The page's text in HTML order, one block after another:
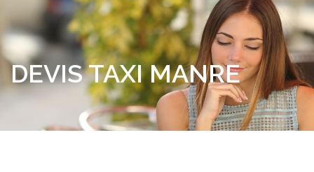
DEVIS TAXI MANRE